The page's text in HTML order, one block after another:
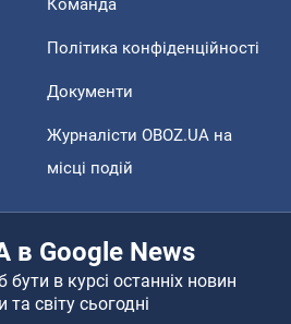
Команда
Політика конфіденційності
Документи
Журналісти OBOZ.UA на
місці подій
в Google News
бути в курсі останніх новин
та світу сьогодні